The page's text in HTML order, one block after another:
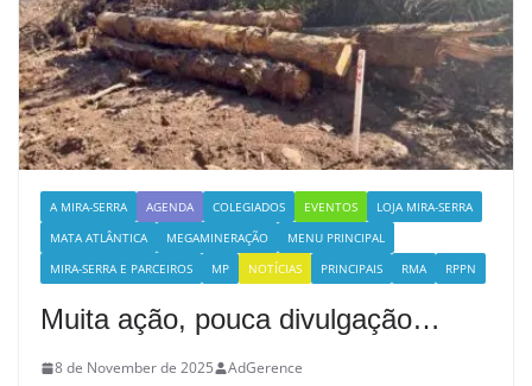
A MIRA-SERRA AGENDA COLEGIADOS EVENTOS
LOJA MIRA-SERRA
MATA ATLÂNTICA
MEGAMINERAÇÃO
MENU PRINCIPAL
MIRA-SERRA E PARCEIROS
MP NOTÍCIAS PRINCIPAIS RMA RPPN
Muita ação, pouca divulgação…
8 de November de 2025 AdGerence